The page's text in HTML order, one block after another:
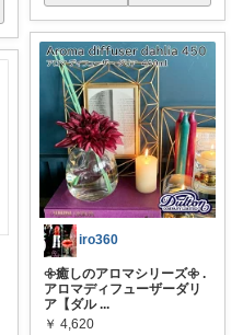
iro360
𖧷癒しのアロマシリーズ𖧷 .
アロマディフューザーダリ
ア【ダル ...
￥ 4,620